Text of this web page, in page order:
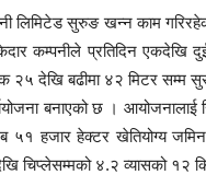
लिमिटेड सुरुङ खन्न काम
कम्पनीले प्रतिदिन एकदेखि दुई
२५ देखि बढीमा ४२ मिटर
बनाएको छ । आयोजनालाई
५१ हजार हेक्टर खेतियोग्य
चिप्लेसम्मको ४.२ व्यासको